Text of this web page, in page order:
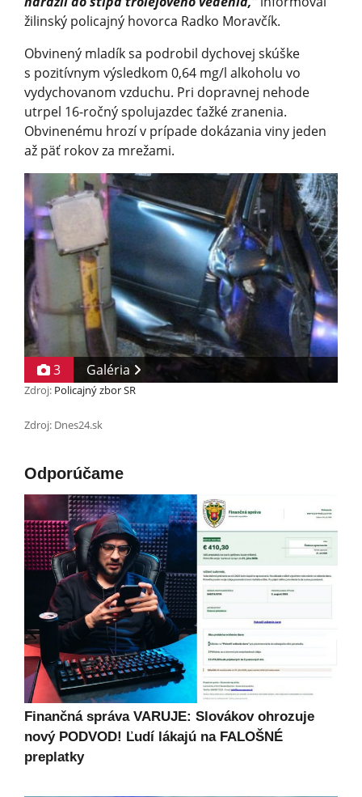
žilinský policajný hovorca Radko Moravčík.
Obvinený mladík sa podrobil dychovej skúške
s pozitívnym výsledkom 0,64 mg/l alkoholu vo
vydychovanom vzduchu. Pri dopravnej nehode
utrpel 16-ročný spolujazdec ťažké zranenia.
Obvinenému hrozí v prípade dokázania viny jeden
až päť rokov za mrežami.
3 Galéria
Zdroj: Policajný zbor SR
Zdroj: Dnes24.sk
Odporúčame
Finančná správa VARUJE: Slovákov ohrozuje
nový PODVOD! Ľudí lákajú na FALOŠNÉ
preplatky